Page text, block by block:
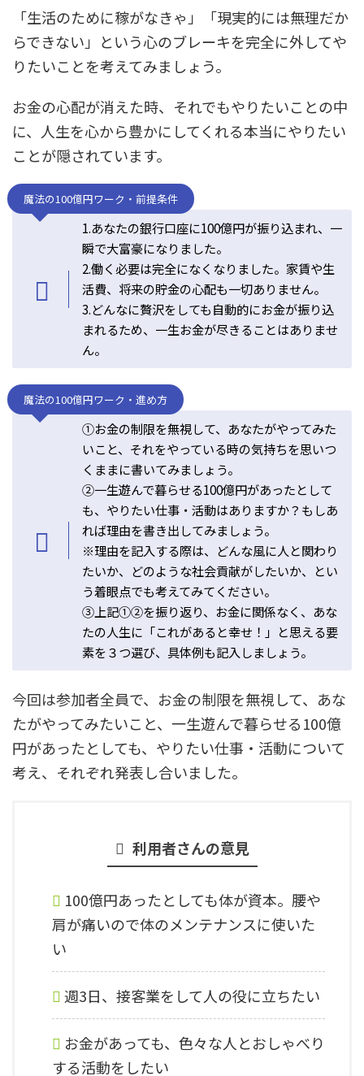
「生活のために稼がなきゃ」「現実的には無理だか
らできない」という心のブレーキを完全に外してや
りたいことを考えてみましょう。
お金の心配が消えた時、それでもやりたいことの中
に、人生を心から豊かにしてくれる本当にやりたい
ことが隠されています。
魔法の100億円ワーク・前提条件
1.あなたの銀行口座に100億円が振り込まれ、一
瞬で大富豪になりました。
2.働く必要は完全になくなりました。家賃や生
活費、将来の貯金の心配も一切ありません。
3.どんなに贅沢をしても自動的にお金が振り込
まれるため、一生お金が尽きることはありませ
ん。
魔法の100億円ワーク・進め方
①お金の制限を無視して、あなたがやってみた
いこと、それをやっている時の気持ちを思いつ
くままに書いてみましょう。
②一生遊んで暮らせる100億円があったとして
も、やりたい仕事・活動はありますか？もしあ
れば理由を書き出してみましょう。
※理由を記入する際は、どんな風に人と関わり
たいか、どのような社会貢献がしたいか、とい
う着眼点でも考えてみてください。
③上記①②を振り返り、お金に関係なく、あな
たの人生に「これがあると幸せ！」と思える要
素を３つ選び、具体例も記入しましょう。
今回は参加者全員で、お金の制限を無視して、あな
たがやってみたいこと、一生遊んで暮らせる100億
円があったとしても、やりたい仕事・活動について
考え、それぞれ発表し合いました。
利用者さんの意見
100億円あったとしても体が資本。腰や
肩が痛いので体のメンテナンスに使いた
い
週3日、接客業をして人の役に立ちたい
お金があっても、色々な人とおしゃべり
する活動をしたい